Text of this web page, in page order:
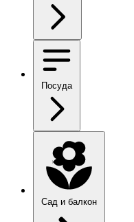
Посуда
Сад и балкон